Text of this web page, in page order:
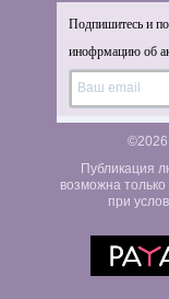
Подпишитесь и
инофрмацию об
©2026
Публикация
возможна
при